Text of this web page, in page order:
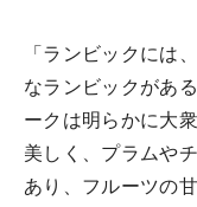
「ランビックには
なランビックがあ
ークは明らかに大
美しく、プラムや
あり、フルーツの